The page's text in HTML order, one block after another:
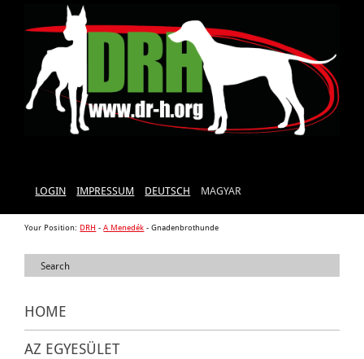
LOGIN IMPRESSUM DEUTSCH MAGYAR
Your Position: DRH -A Menedék -Gnadenbrothunde
HOME
AZ EGYESÜLET